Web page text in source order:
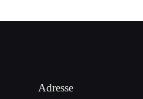
Adresse